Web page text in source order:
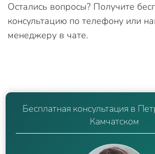
Остались вопросы? Получите
консультацию по телефону или
менеджеру в чате.
Бесплатная консультация в
Камчатском